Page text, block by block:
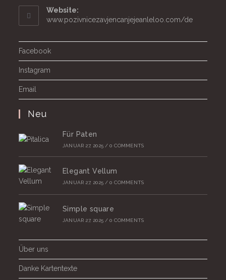
Anwendung
Website:
www.pozivnicezavjencanjejeanleloo.com/de
Facebook
Instagram
Email
Neu
Für Paten
JANUAR 27, 2025 / 0 COMMENTS
Elegant Vellum
JANUAR 27, 2025 / 0 COMMENTS
Simple square
JANUAR 27, 2025 / 0 COMMENTS
Über uns
Danke Kartentexte